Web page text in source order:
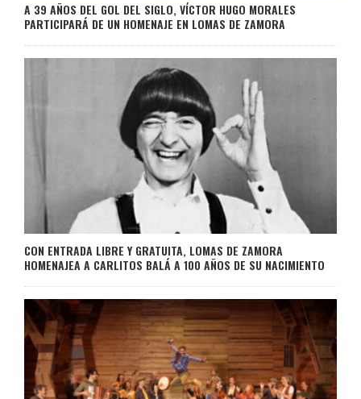
A 39 AÑOS DEL GOL DEL SIGLO, VÍCTOR HUGO MORALES
PARTICIPARÁ DE UN HOMENAJE EN LOMAS DE ZAMORA
CON ENTRADA LIBRE Y GRATUITA, LOMAS DE ZAMORA
HOMENAJEA A CARLITOS BALÁ A 100 AÑOS DE SU NACIMIENTO